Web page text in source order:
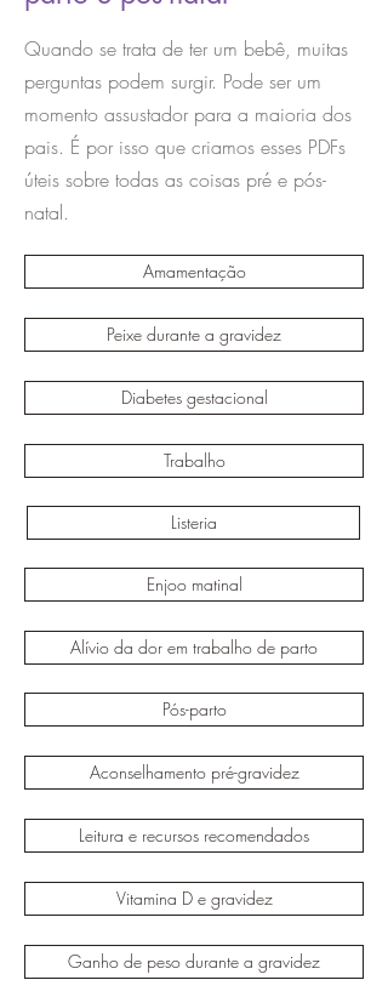
Quando se trata de ter um bebê, muitas
perguntas podem surgir. Pode ser um
momento assustador para a maioria dos
pais. É por isso que criamos esses PDFs
úteis sobre todas as coisas pré e pós-
natal.
Amamentação
Peixe durante a gravidez
Diabetes gestacional
Trabalho
Listeria
Enjoo matinal
Alívio da dor em trabalho de parto
Pós-parto
Aconselhamento pré-gravidez
Leitura e recursos recomendados
Vitamina D e gravidez
Ganho de peso durante a gravidez